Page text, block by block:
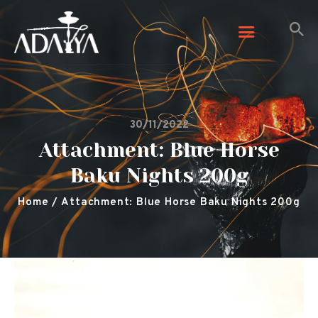
30/11/2022
Attachment: Blue Horse
Baku Nights 200g
Home Attachment: Blue Horse Baku Nights 200g
Adalya Tobacco
Adalya Tobacco
Početna
Galerija
Arome
Kontaktirajte nas
O nama